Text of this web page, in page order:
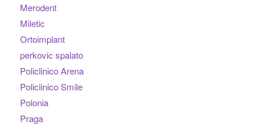
Merodent
Miletic
Ortoimplant
perkovic spalato
Policlinico Arena
Policlinico Smile
Polonia
Praga